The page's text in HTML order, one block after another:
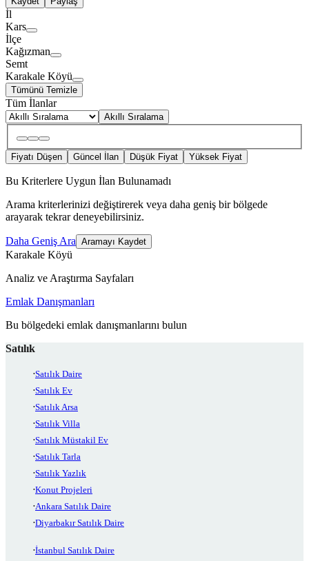
İl
Kars
İlçe
Kağızman
Semt
Karakale Köyü
Tümünü Temizle
Tüm İlanlar
Akıllı Sıralama
Fiyatı Düşen Güncel İlan Düşük Fiyat Yüksek Fiyat
Bu Kriterlere Uygun İlan Bulunamadı
Arama kriterlerinizi değiştirerek veya daha geniş bir bölgede
arayarak tekrar deneyebilirsiniz.
Daha Geniş Ara Aramayı Kaydet
Karakale Köyü
Analiz ve Araştırma Sayfaları
Emlak Danışmanları
Bu bölgedeki emlak danışmanlarını bulun
Satılık
Satılık Daire
Satılık Ev
Satılık Arsa
Satılık Villa
Satılık Müstakil Ev
Satılık Tarla
Satılık Yazlık
Konut Projeleri
Ankara Satılık Daire
Diyarbakır Satılık Daire
İstanbul Satılık Daire